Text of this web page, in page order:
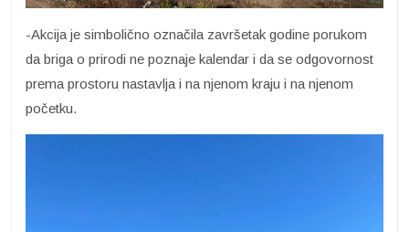
-Akcija je simbolično označila završetak godine porukom
da briga o prirodi ne poznaje kalendar i da se odgovornost
prema prostoru nastavlja i na njenom kraju i na njenom
početku.